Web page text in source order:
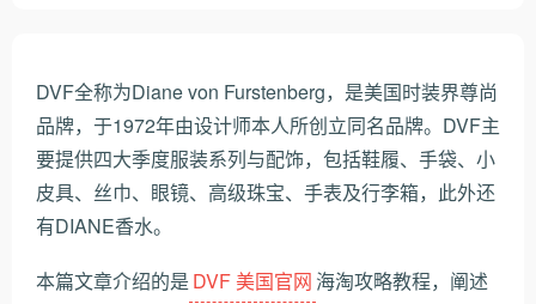
DVF全称为Diane von Furstenberg，是美国时装界尊尚
品牌，于1972年由设计师本人所创立同名品牌。DVF主
要提供四大季度服装系列与配饰，包括鞋履、手袋、小
皮具、丝巾、眼镜、高级珠宝、手表及行李箱，此外还
有DIANE香水。
本篇文章介绍的是 DVF 美国官网 海淘攻略教程，阐述